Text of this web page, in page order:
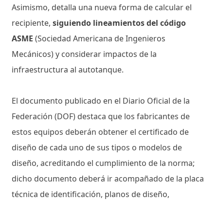
Asimismo, detalla una nueva forma de calcular el
recipiente, siguiendo lineamientos del código
ASME (Sociedad Americana de Ingenieros
Mecánicos) y considerar impactos de la
infraestructura al autotanque.
El documento publicado en el Diario Oficial de la
Federación (DOF) destaca que los fabricantes de
estos equipos deberán obtener el certificado de
diseño de cada uno de sus tipos o modelos de
diseño, acreditando el cumplimiento de la norma;
dicho documento deberá ir acompañado de la placa
técnica de identificación, planos de diseño,